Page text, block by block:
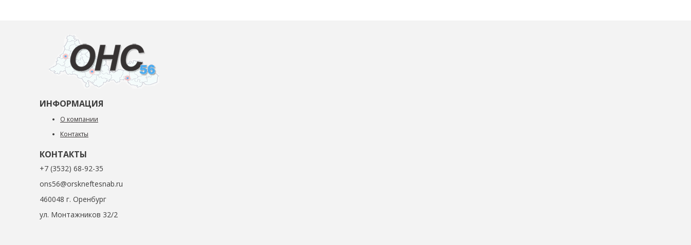
ИНФОРМАЦИЯ
О компании
Контакты
КОНТАКТЫ
+7 (3532) 68-92-35
ons56@orskneftesnab.ru
460048 г. Оренбург
ул. Монтажников 32/2